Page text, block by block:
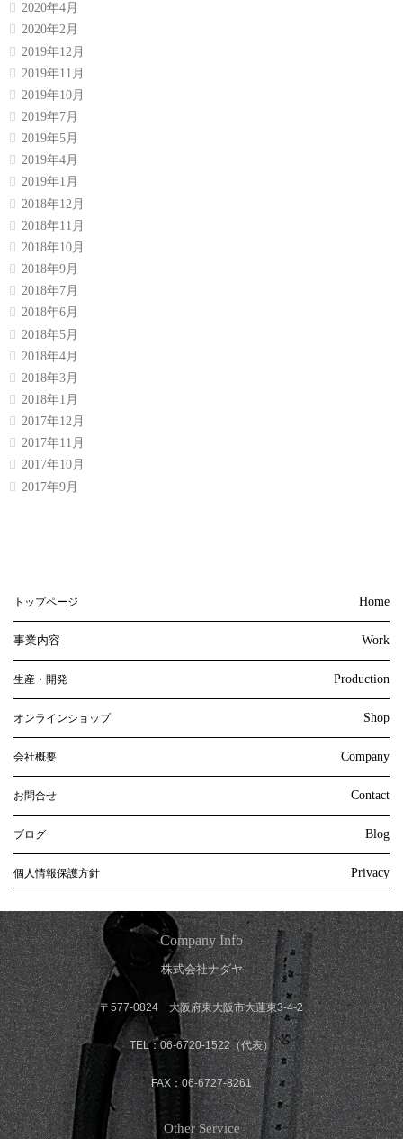
2020年4月
2020年2月
2019年12月
2019年11月
2019年10月
2019年7月
2019年5月
2019年4月
2019年1月
2018年12月
2018年11月
2018年10月
2018年9月
2018年7月
2018年6月
2018年5月
2018年4月
2018年3月
2018年1月
2017年12月
2017年11月
2017年10月
2017年9月
トップページ Home
事業内容 Work
生産・開発 Production
オンラインショップ Shop
会社概要 Company
お問合せ Contact
ブログ Blog
個人情報保護方針 Privacy
Company Info
株式会社ナダヤ
〒577-0824 大阪府東大阪市大蓮東3-4-2
TEL：06-6720-1522（代表）
FAX：06-6727-8261
Other Service